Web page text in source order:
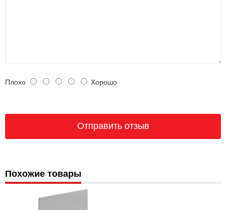
Плохо Хорошо
Похожие товары